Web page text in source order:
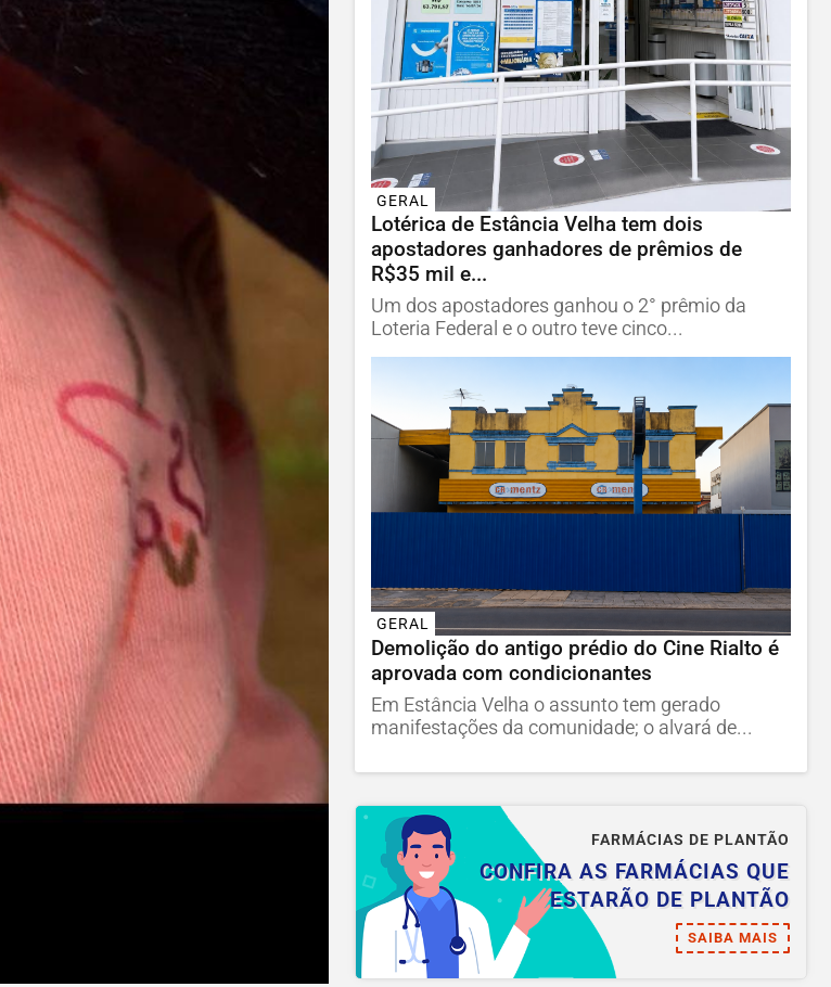
GERAL
Lotérica de Estância Velha tem dois
apostadores ganhadores de prêmios de
R$35 mil e...
Um dos apostadores ganhou o 2° prêmio da
Loteria Federal e o outro teve cinco...
GERAL
Demolição do antigo prédio do Cine Rialto é
aprovada com condicionantes
Em Estância Velha o assunto tem gerado
manifestações da comunidade; o alvará de...
FARMÁCIAS DE PLANTÃO
CONFIRA AS FARMÁCIAS QUE
ESTARÃO DE PLANTÃO
SAIBA MAIS